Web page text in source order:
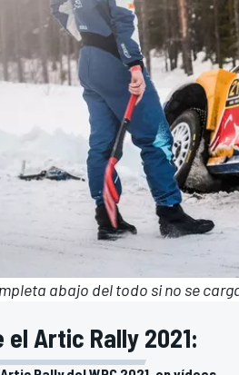
abajo del todo si no se
el Artic Rally 2021: